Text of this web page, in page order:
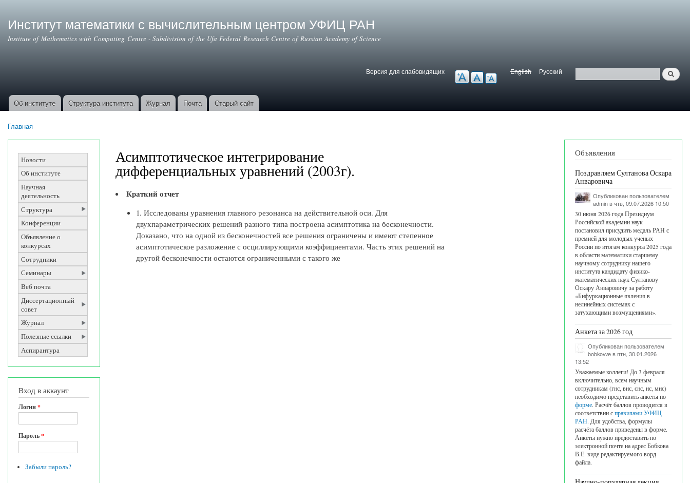
содержанию
Институт математики с вычислительным центром УФИЦ РАН
Institute of Mathematics with Computing Centre - Subdivision of the Ufa Federal Research Centre of Russian Academy of Science
Версия для слабовидящих
Версия для слабовидящих
Версия для слабовидящих
Язык
English Русский
Поиск
Найти
Основные ссылки
Об институте Структура института Журнал Почта Старый сайт
Главная
Новости
Об институте
Научная
деятельность
Структура
Конференции
Объявление о
конкурсах
Сотрудники
Семинары
Веб почта
Диссертационный
совет
Журнал
Полезные ссылки
Аспирантура
Вход в аккаунт
Логин*
Пароль*
Забыли пароль?
Асимптотическое интегрирование
дифференциальных уравнений (2003г).
Краткий отчет
1. Исследованы уравнения главного резонанса на действительной оси. Для
двухпараметрических решений разного типа построена асимптотика на бесконечности.
Доказано, что на одной из бесконечностей все решения ограничены и имеют степенное
асимптотическое разложение с осциллирующими коэффициентами. Часть этих решений на
другой бесконечности остаются ограниченными с такого же
Объявления
Поздравляем Султанова Оскара
Анваровича
Опубликован пользователем
adminв чтв, 09.07.2026 10:50
30 июня 2026 года Президиум
Российской академии наук
постановил присудить медаль РАН с
премией для молодых ученых
России по итогам конкурса 2025 года
в области математики старшему
научному сотруднику нашего
института кандидату физико-
математических наук Султанову
Оскару Анваровичу за работу
«Бифуркационные явления в
нелинейных системах с
затухающими возмущениями».
Анкета за 2026 год
Опубликован пользователем
bobkovveв птн, 30.01.2026
13:52
Уважаемые коллеги! До 3 февраля
включительно, всем научным
сотрудникам (гнс, внс, снс, нс, мнс)
необходимо представить анкеты по
форме. Расчёт баллов проводится в
соответствии с правилами УФИЦ
РАН. Для удобства, формулы
расчёта баллов приведены в форме.
Анкеты нужно предоставить по
электронной почте на адрес Бобкова
В.Е. виде редактируемого ворд
файла.